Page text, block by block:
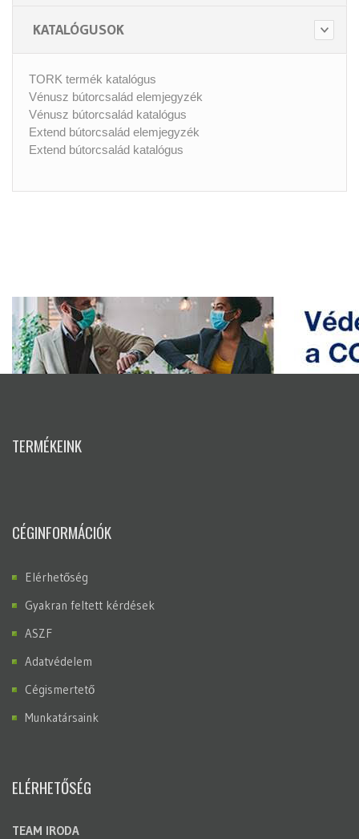
KATALÓGUSOK
TORK termék katalógus
Vénusz bútorcsalád elemjegyzék
Vénusz bútorcsalád katalógus
Extend bútorcsalád elemjegyzék
Extend bútorcsalád katalógus
TERMÉKEINK
CÉGINFORMÁCIÓK
Elérhetőség
Gyakran feltett kérdések
ASZF
Adatvédelem
Cégismertető
Munkatársaink
ELÉRHETŐSÉG
TEAM IRODA